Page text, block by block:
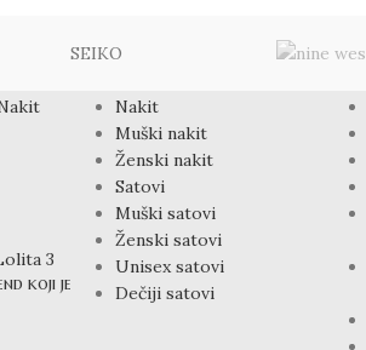
SEIKO
koji je
PROIZVODI
Nakit
Muški nakit
Ženski nakit
Satovi
Muški satovi
Ženski satovi
Unisex satovi
Dečiji satovi